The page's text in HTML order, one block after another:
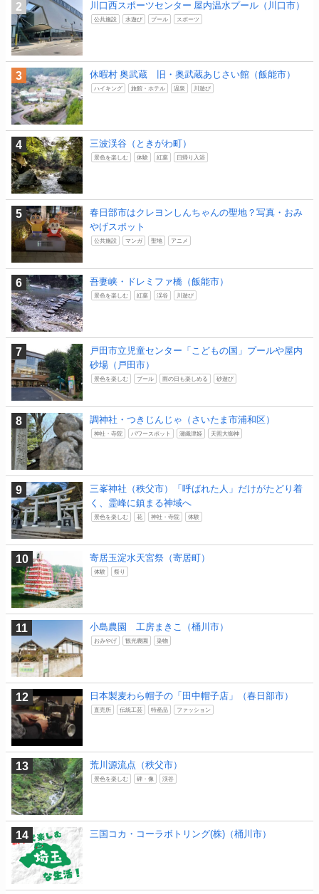
川口西スポーツセンター 屋内温水プール（川口市）
公共施設 水遊び プール スポーツ
休暇村 奥武蔵 旧・奥武蔵あじさい館（飯能市）
ハイキング 旅館・ホテル 温泉 川遊び
三波渓谷（ときがわ町）
景色を楽しむ 体験 紅葉 日帰り入浴
春日部市はクレヨンしんちゃんの聖地？写真・おみ
やげスポット
公共施設 マンガ 聖地 アニメ
吾妻峡・ドレミファ橋（飯能市）
景色を楽しむ 紅葉 渓谷 川遊び
戸田市立児童センター「こどもの国」プールや屋内
砂場（戸田市）
景色を楽しむ プール 雨の日も楽しめる 砂遊び
調神社・つきじんじゃ（さいたま市浦和区）
神社・寺院 パワースポット 瀬織津姫 天照大御神
三峯神社（秩父市）「呼ばれた人」だけがたどり着
く、霊峰に鎮まる神域へ
景色を楽しむ 花 神社・寺院 体験
寄居玉淀水天宮祭（寄居町）
体験 祭り
小島農園 工房まきこ（桶川市）
おみやげ 観光農園 染物
日本製麦わら帽子の「田中帽子店」（春日部市）
直売所 伝統工芸 特産品 ファッション
荒川源流点（秩父市）
景色を楽しむ 碑・像 渓谷
三国コカ・コーラボトリング(株)（桶川市）